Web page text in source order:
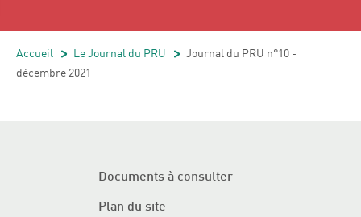
Accueil Le Journal du PRU
Journal du PRU n°10 -
décembre 2021
Documents à consulter
Plan du site